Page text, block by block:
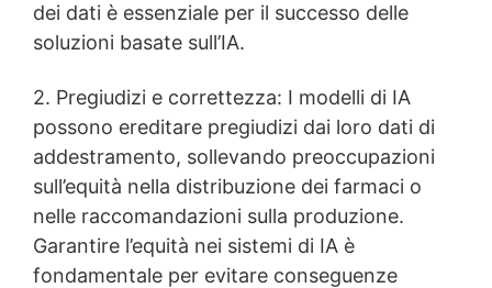
dei dati è essenziale per il successo delle
soluzioni basate sull’IA.
2. Pregiudizi e correttezza: I modelli di IA
possono ereditare pregiudizi dai loro dati di
addestramento, sollevando preoccupazioni
sull’equità nella distribuzione dei farmaci o
nelle raccomandazioni sulla produzione.
Garantire l’equità nei sistemi di IA è
fondamentale per evitare conseguenze